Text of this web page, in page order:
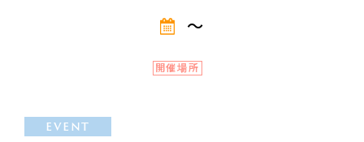
～
開催場所
EVENT